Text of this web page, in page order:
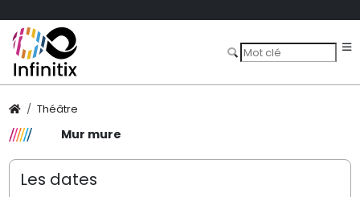
Théâtre
Mur mure
Les dates